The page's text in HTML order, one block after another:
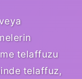
telaffuzu
telaffuz,